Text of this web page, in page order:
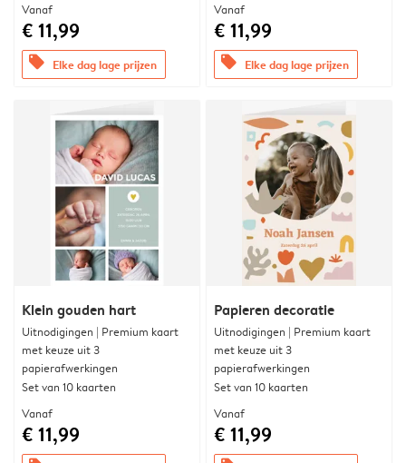
Vanaf
€ 11,99
offers Elke dag lage prijzen
Vanaf
€ 11,99
offers Elke dag lage prijzen
Klein gouden hart
Uitnodigingen | Premium kaart
met keuze uit 3
papierafwerkingen
Set van 10 kaarten
Vanaf
€ 11,99
Papieren decoratie
Uitnodigingen | Premium kaart
met keuze uit 3
papierafwerkingen
Set van 10 kaarten
Vanaf
€ 11,99